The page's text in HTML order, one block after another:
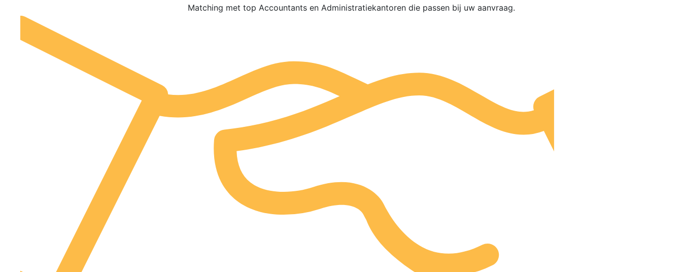
Matching met top Accountants en Administratiekantoren die passen bij uw aanvraag.